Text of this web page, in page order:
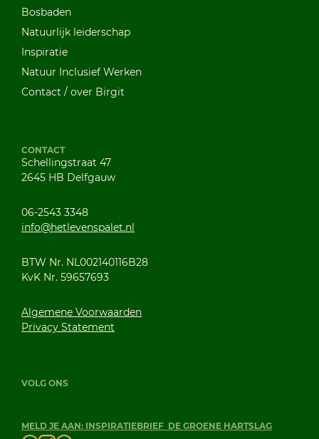
Bosbaden
Natuurlijk leiderschap
Inspiratie
Natuur Inclusief Werken
Contact / over Birgit
CONTACT
Schellingstraat 47
2645 HB Delfgauw
06-2543 3348
info@hetlevenspalet.nl
BTW Nr. NL002140116B28
KvK Nr. 59657693
Algemene Voorwaarden
Privacy Statement
VOLG ONS
MELD JE AAN: INSPIRATIEBRIEF DE GROENE HARTSLAG